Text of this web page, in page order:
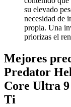
su elevado
necesidad de
propia. Una
priorizas el
Mejores
Predator
Core Ultra
Ti